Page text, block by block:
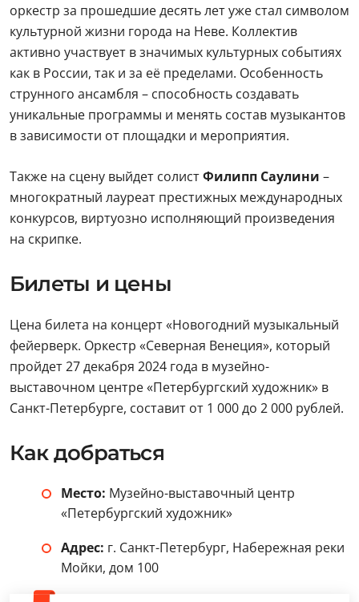
оркестр за прошедшие десять лет уже стал символом
культурной жизни города на Неве. Коллектив
активно участвует в значимых культурных событиях
как в России, так и за её пределами. Особенность
струнного ансамбля – способность создавать
уникальные программы и менять состав музыкантов
в зависимости от площадки и мероприятия.
Также на сцену выйдет солистФилипп Саулини –
многократный лауреат престижных международных
конкурсов, виртуозно исполняющий произведения
на скрипке.
Билеты и цены
Цена билета на концерт «Новогодний музыкальный
фейерверк. Оркестр «Северная Венеция», который
пройдет 27 декабря 2024 года в музейно-
выставочном центре «Петербургский художник» в
Санкт-Петербурге, составит от 1 000 до 2 000 рублей.
Как добраться
Место: Музейно-выставочный центр
«Петербургский художник»
Адрес: г. Санкт-Петербург, Набережная реки
Мойки, дом 100